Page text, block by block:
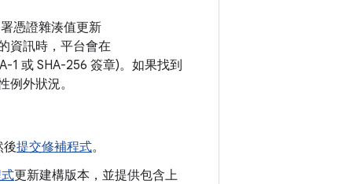
憑證雜湊值更新
資訊時，平台會在
1 或 SHA-256 簽章)。如果找到
外狀況。
後提交修補程式。
更新建構版本，並提供包含上